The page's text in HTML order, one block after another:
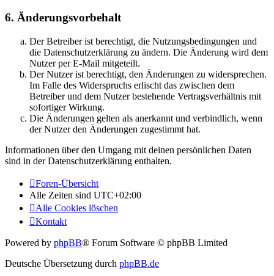
6. Änderungsvorbehalt
Der Betreiber ist berechtigt, die Nutzungsbedingungen und
die Datenschutzerklärung zu ändern. Die Änderung wird dem
Nutzer per E-Mail mitgeteilt.
Der Nutzer ist berechtigt, den Änderungen zu widersprechen.
Im Falle des Widerspruchs erlischt das zwischen dem
Betreiber und dem Nutzer bestehende Vertragsverhältnis mit
sofortiger Wirkung.
Die Änderungen gelten als anerkannt und verbindlich, wenn
der Nutzer den Änderungen zugestimmt hat.
Informationen über den Umgang mit deinen persönlichen Daten
sind in der Datenschutzerklärung enthalten.
Foren-Übersicht
Alle Zeiten sind UTC+02:00
Alle Cookies löschen
Kontakt
Powered by phpBB® Forum Software © phpBB Limited
Deutsche Übersetzung durch phpBB.de